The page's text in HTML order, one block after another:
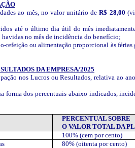
ao mês, no valor unitário deR$ 28,00
até o último dia útil do mês
havidas no mês de incidência do benefício;
refeição ou alimentação proporcional às
DA EMPRESA/2025
nos Lucros ou Resultados, relativa ao
forma dos percentuais abaixo indicados,
PERCENTUAL SOBRE
O VALOR TOTAL DA
100% (cem por cento)
80% (oitenta por cento)